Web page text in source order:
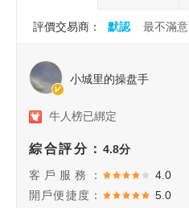
評價交易商： 默認 最不滿意
小城里的操盘手
牛人榜已綁定
綜合評分： 4.8分
客戶服務：
4.0
開戶便捷度：
5.0